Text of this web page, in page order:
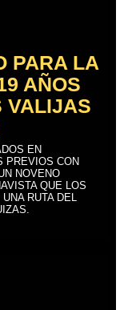
PARA LA
AÑOS
VALIJAS
EN
PREVIOS CON
NOVENO
QUE LOS
RUTA DEL